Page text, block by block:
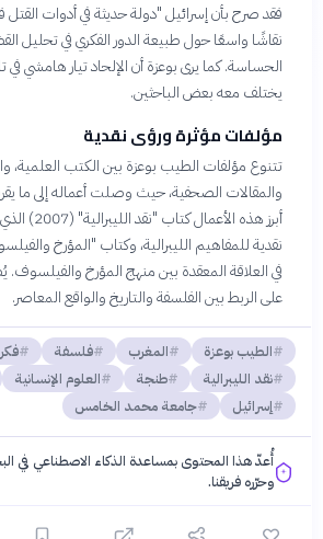
فقد صرح بأن إسرائيل "دولة حديثة في أدوات القتل
نقاشًا واسعًا حول طبيعة الدور الفكري في تحليل
الحساسة. كما يرى بوعزة أن الإلحاد تيار هامشي في
يختلف معه بعض الباحثين.
مؤلفات مؤثرة ورؤى نقدية
تتنوع مؤلفات الطيب بوعزة بين الكتب العلمية،
والمقالات الصحفية، حيث وصلت أعماله إلى ما
أبرز هذه
في العلاقة المعقدة بين منهج المؤرخ والفيلسوف.
على الربط بين الفلسفة والتاريخ والواقع المعاصر.
الطيب بوعزة المغرب فلسفة
نقد الليبرالية
طنجة العلوم الإنسانية
إسرائيل
جامعة محمد الخامس
أُعدّ هذا المحتوى بمساعدة الذكاء الاصطناعي في
وحرّره فريقنا.